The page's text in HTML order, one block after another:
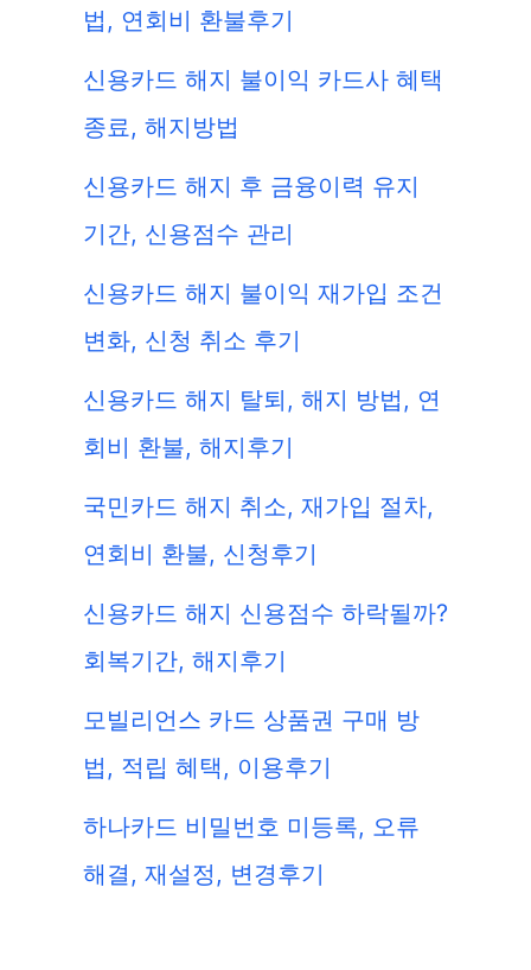
법, 연회비 환불후기
신용카드 해지 불이익 카드사 혜택
종료, 해지방법
신용카드 해지 후 금융이력 유지
기간, 신용점수 관리
신용카드 해지 불이익 재가입 조건
변화, 신청 취소 후기
신용카드 해지 탈퇴, 해지 방법, 연
회비 환불, 해지후기
국민카드 해지 취소, 재가입 절차,
연회비 환불, 신청후기
신용카드 해지 신용점수 하락될까?
회복기간, 해지후기
모빌리언스 카드 상품권 구매 방
법, 적립 혜택, 이용후기
하나카드 비밀번호 미등록, 오류
해결, 재설정, 변경후기